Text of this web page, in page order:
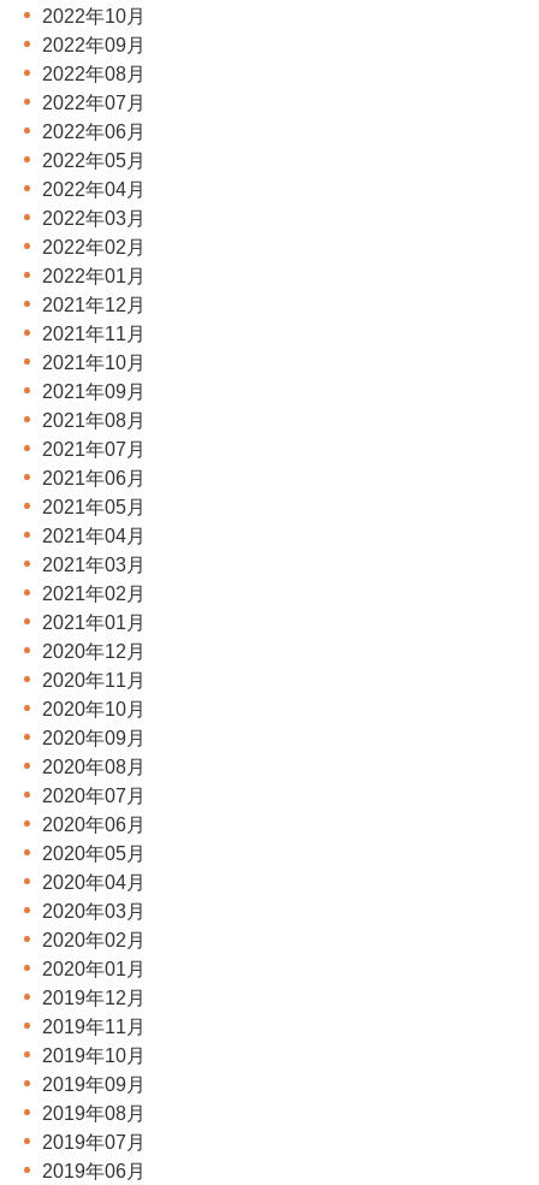
2022年10月
2022年09月
2022年08月
2022年07月
2022年06月
2022年05月
2022年04月
2022年03月
2022年02月
2022年01月
2021年12月
2021年11月
2021年10月
2021年09月
2021年08月
2021年07月
2021年06月
2021年05月
2021年04月
2021年03月
2021年02月
2021年01月
2020年12月
2020年11月
2020年10月
2020年09月
2020年08月
2020年07月
2020年06月
2020年05月
2020年04月
2020年03月
2020年02月
2020年01月
2019年12月
2019年11月
2019年10月
2019年09月
2019年08月
2019年07月
2019年06月